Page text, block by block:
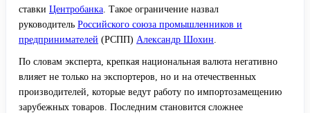
ставки Центробанка . Такое ограничение назвал
руководитель Российского союза промышленников и
предпринимателей (РСПП) Александр Шохин
По словам эксперта, крепкая национальная валюта негативно
влияет не только на экспортеров, но и на отечественных
производителей, которые ведут работу по импортозамещению
зарубежных товаров. Последним становится сложнее